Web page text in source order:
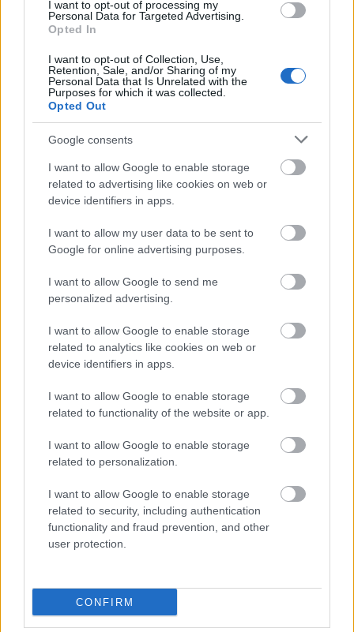
I want to opt-out of processing my
Personal Data for Targeted Advertising.
Opted In
I want to opt-out of Collection, Use,
Retention, Sale, and/or Sharing of my
Personal Data that Is Unrelated with the
Purposes for which it was collected.
Opted Out
Google consents
I want to allow Google to enable storage
related to advertising like cookies on web or
device identifiers in apps.
I want to allow my user data to be sent to
Google for online advertising purposes.
I want to allow Google to send me
personalized advertising.
I want to allow Google to enable storage
related to analytics like cookies on web or
device identifiers in apps.
I want to allow Google to enable storage
related to functionality of the website or app.
I want to allow Google to enable storage
related to personalization.
I want to allow Google to enable storage
related to security, including authentication
functionality and fraud prevention, and other
user protection.
CONFIRM
What The FAQaz új
-lemezt novemberben
Világrecorderben, most azKatalóniazenéjét
mutatjuk be
Profülben a friss válogatáslemezesPASO
frontembere,Krsaajánl egy friss és szuper reggae-
dobosának és aCulture Clubvokalistájának a lánya)
- kiemelt
Lemezkritikaa hiperkarma
visszatéréséről
Ariel Pink új albumáról
- további sok kis kritika (Jessie Ware, Run The
Jewels, Korallreven, Grouper, Objekt, Röyksopp)
- és az igen sűrű októberi kínálatból
válogatóProgramajánlónk
David Bowie
egyikben a 12 legjobb albumáról, másikban öt
legnagyobb váltásáról esik szó, természetesen az új
válogatáslemeze apropóján.